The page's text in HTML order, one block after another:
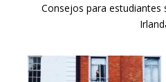
Consejos para